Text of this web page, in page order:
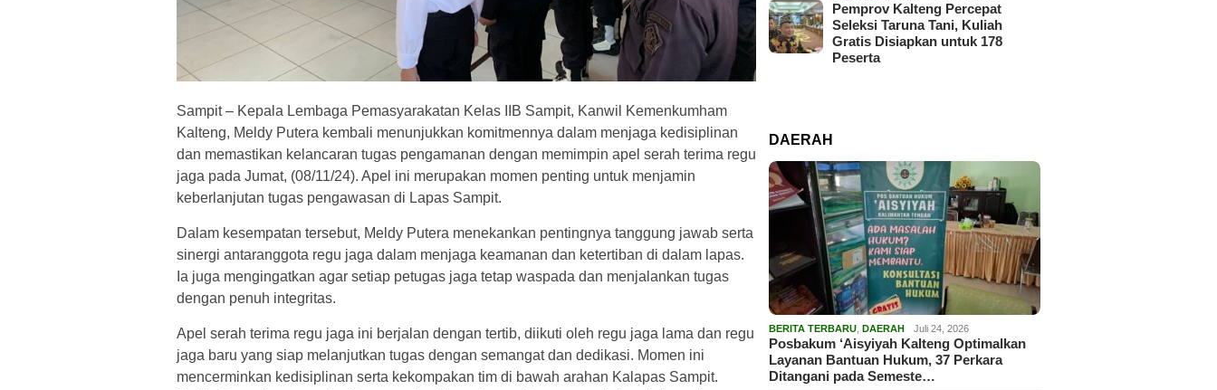
Sampit – Kepala Lembaga Pemasyarakatan Kelas IIB Sampit, Kanwil Kemenkumham
Kalteng, Meldy Putera kembali menunjukkan komitmennya dalam menjaga kedisiplinan
dan memastikan kelancaran tugas pengamanan dengan memimpin apel serah terima regu
jaga pada Jumat, (08/11/24). Apel ini merupakan momen penting untuk menjamin
keberlanjutan tugas pengawasan di Lapas Sampit.
Dalam kesempatan tersebut, Meldy Putera menekankan pentingnya tanggung jawab serta
sinergi antaranggota regu jaga dalam menjaga keamanan dan ketertiban di dalam lapas.
Ia juga mengingatkan agar setiap petugas jaga tetap waspada dan menjalankan tugas
dengan penuh integritas.
Apel serah terima regu jaga ini berjalan dengan tertib, diikuti oleh regu jaga lama dan regu
jaga baru yang siap melanjutkan tugas dengan semangat dan dedikasi. Momen ini
mencerminkan kedisiplinan serta kekompakan tim di bawah arahan Kalapas Sampit.
Pemprov Kalteng Percepat
Seleksi Taruna Tani, Kuliah
Gratis Disiapkan untuk 178
Peserta
DAERAH
BERITA TERBARU ,DAERAH Juli 24, 2026
Posbakum ‘Aisyiyah Kalteng Optimalkan
Layanan Bantuan Hukum, 37 Perkara
Ditangani pada Semeste…